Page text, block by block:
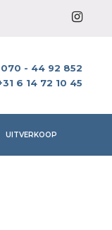
070 - 44 92 852
6 14 72 10 45
UITVERKOOP